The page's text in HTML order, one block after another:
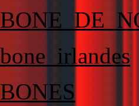
bone_irlandes
BONES